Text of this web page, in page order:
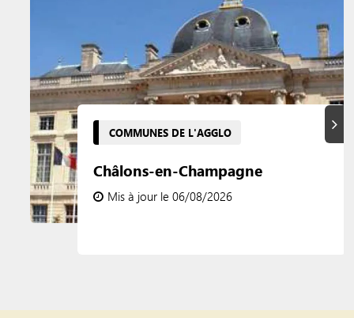
COMMUNES DE L'AGGLO
Châlons-en-Champagne
Mis à jour le 06/08/2026